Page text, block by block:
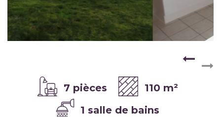
7 pièces
110 m²
1 salle de bains